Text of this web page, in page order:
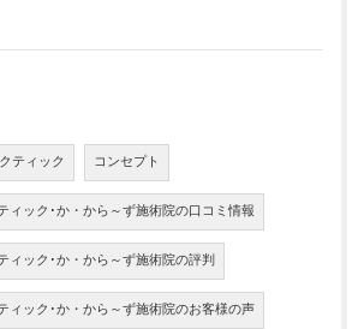
ティック コンセプト
ィック･か・から～ず施術院の口コミ情報
ィック･か・から～ず施術院の評判
ィック･か・から～ず施術院のお客様の声